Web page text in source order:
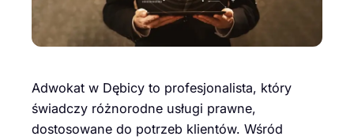
Adwokat w Dębicy to profesjonalista, który
świadczy różnorodne usługi prawne,
dostosowane do potrzeb klientów. Wśród